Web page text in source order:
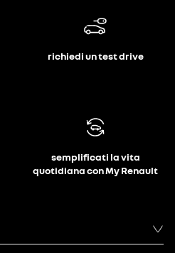
richiedi un test drive
semplificati la vita
quotidiana con My Renault